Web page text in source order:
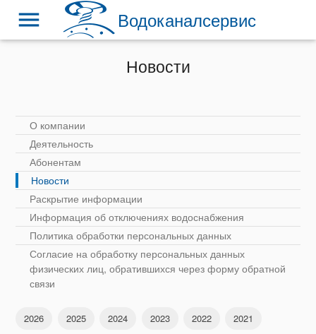
Водоканалсервис
menu
Новости
О компании
Деятельность
Абонентам
Новости
Раскрытие информации
Информация об отключениях водоснабжения
Политика обработки персональных данных
Согласие на обработку персональных данных
физических лиц, обратившихся через форму обратной
связи
2026 2025 2024 2023 2022 2021